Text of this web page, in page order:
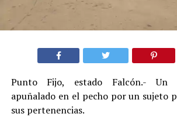
Punto Fijo, estado Falcón.- Un
apuñalado en el pecho por un sujeto
sus pertenencias.